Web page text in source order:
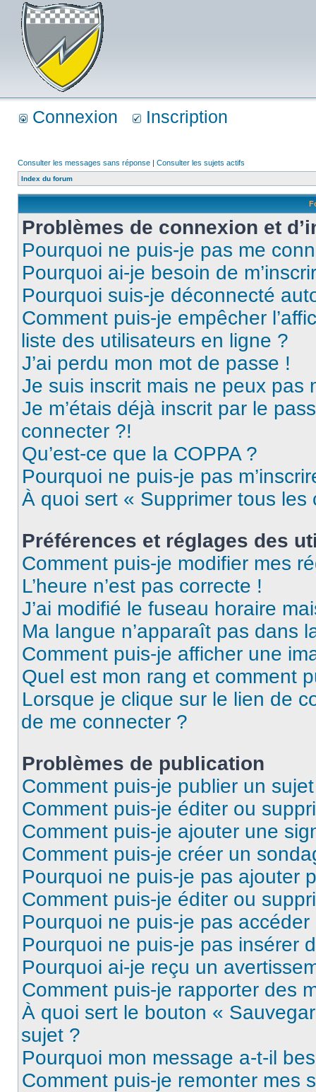
Connexion Inscription
Consulter les messages sans réponse | Consulter les sujets actifs
Index du forum
Problèmes de connexion et
Pourquoi ne puis-je pas me
Pourquoi ai-je besoin de
Pourquoi suis-je déconnecté
Comment puis-je empêcher
liste des utilisateurs en ligne ?
J’ai perdu mon mot de passe !
Je suis inscrit mais ne peux pas
Je m’étais déjà inscrit par le
connecter ?!
Qu’est-ce que la COPPA ?
Pourquoi ne puis-je pas
À quoi sert « Supprimer tous les
Préférences et réglages des
Comment puis-je modifier mes
L’heure n’est pas correcte !
J’ai modifié le fuseau horaire
Ma langue n’apparaît pas dans
Comment puis-je afficher une
Quel est mon rang et comment
Lorsque je clique sur le lien de
de me connecter ?
Problèmes de publication
Comment puis-je publier un
Comment puis-je éditer ou
Comment puis-je ajouter une
Comment puis-je créer un
Pourquoi ne puis-je pas ajouter
Comment puis-je éditer ou
Pourquoi ne puis-je pas
Pourquoi ne puis-je pas insérer
Pourquoi ai-je reçu un
Comment puis-je rapporter des
À quoi sert le bouton «
sujet ?
Pourquoi mon message a-t-il
Comment puis-je remonter mes